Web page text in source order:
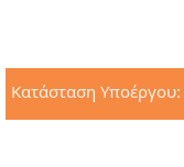
Κατάσταση Υποέργου: